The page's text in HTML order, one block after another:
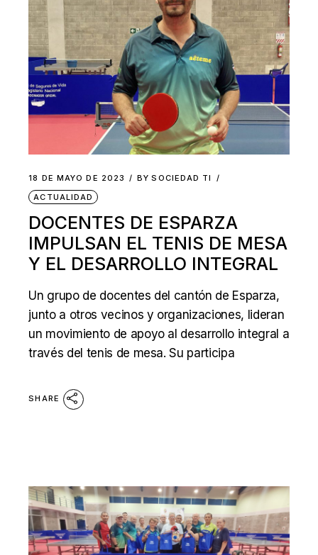
18 DE MAYO DE 2023 BY SOCIEDAD TI
ACTUALIDAD
DOCENTES DE ESPARZA
IMPULSAN EL TENIS DE MESA
Y EL DESARROLLO INTEGRAL
Un grupo de docentes del cantón de Esparza,
junto a otros vecinos y organizaciones, lideran
un movimiento de apoyo al desarrollo integral a
través del tenis de mesa. Su participa
SHARE